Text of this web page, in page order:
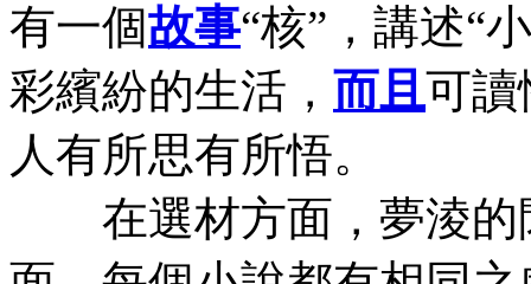
有一個故事“核”，講述“
彩繽紛的生活， 而且可讀
人有所思有所悟。
在選材方面，夢淩的